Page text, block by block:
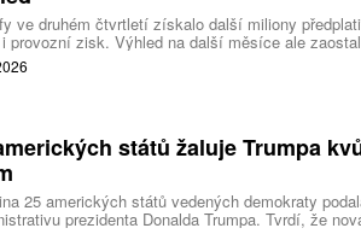
ve druhém čtvrtletí získalo další miliony
provozní zisk. Výhled na další měsíce ale
a ukázal, že další růst bude vyžadovat
nové služby a umělou inteligenci.
států žaluje Trumpa
25 amerických států vedených demokraty
prezidenta Donalda Trumpa. Tvrdí, že